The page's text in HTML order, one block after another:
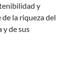
y
la riqueza del
y de sus